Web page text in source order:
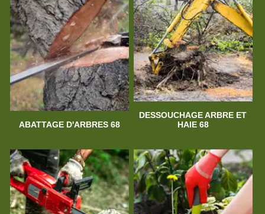
ABATTAGE D'ARBRES 68
DESSOUCHAGE ARBRE ET
HAIE 68